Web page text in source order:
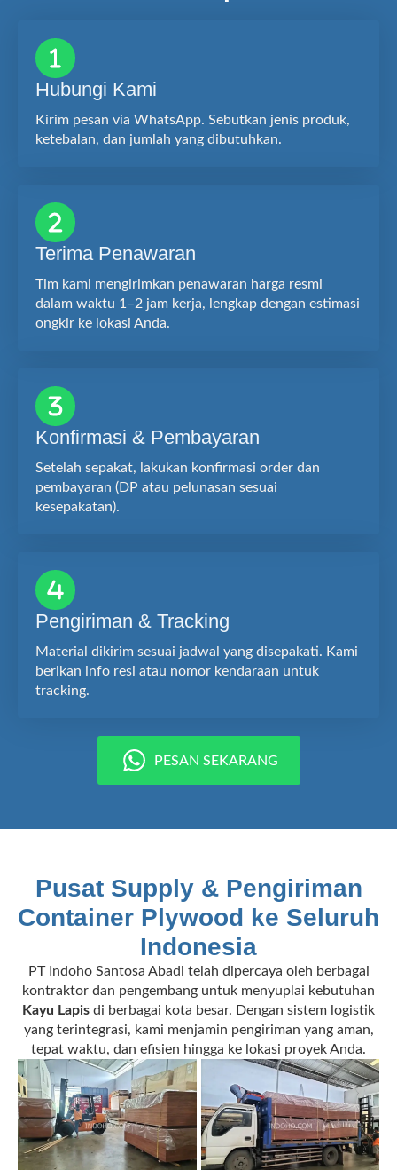
Hubungi Kami
Kirim pesan via WhatsApp. Sebutkan jenis produk,
ketebalan, dan jumlah yang dibutuhkan.
Terima Penawaran
Tim kami mengirimkan penawaran harga resmi
dalam waktu 1–2 jam kerja, lengkap dengan estimasi
ongkir ke lokasi Anda.
Konfirmasi & Pembayaran
Setelah sepakat, lakukan konfirmasi order dan
pembayaran (DP atau pelunasan sesuai
kesepakatan).
Pengiriman & Tracking
Material dikirim sesuai jadwal yang disepakati. Kami
berikan info resi atau nomor kendaraan untuk
tracking.
PESAN SEKARANG
Pusat Supply & Pengiriman
Container Plywood ke Seluruh
Indonesia
PT Indoho Santosa Abadi telah dipercaya oleh berbagai
kontraktor dan pengembang untuk menyuplai kebutuhan
Kayu Lapis di berbagai kota besar. Dengan sistem logistik
yang terintegrasi, kami menjamin pengiriman yang aman,
tepat waktu, dan efisien hingga ke lokasi proyek Anda.